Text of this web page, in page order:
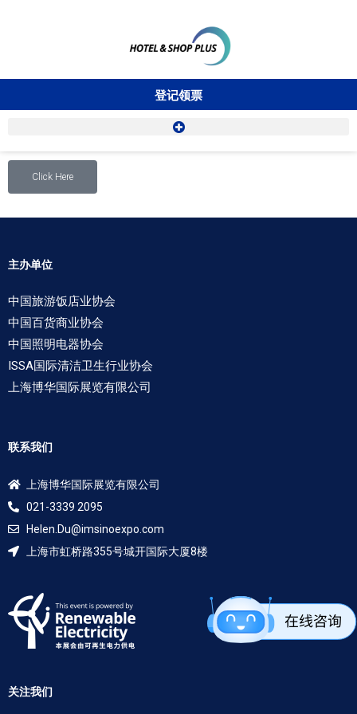
登记领票
Click Here
主办单位
中国旅游饭店业协会
中国百货商业协会
中国照明电器协会
ISSA国际清洁卫生行业协会
上海博华国际展览有限公司
联系我们
上海博华国际展览有限公司
021-3339 2095
Helen.Du@imsinoexpo.com
上海市虹桥路355号城开国际大厦8楼
关注我们